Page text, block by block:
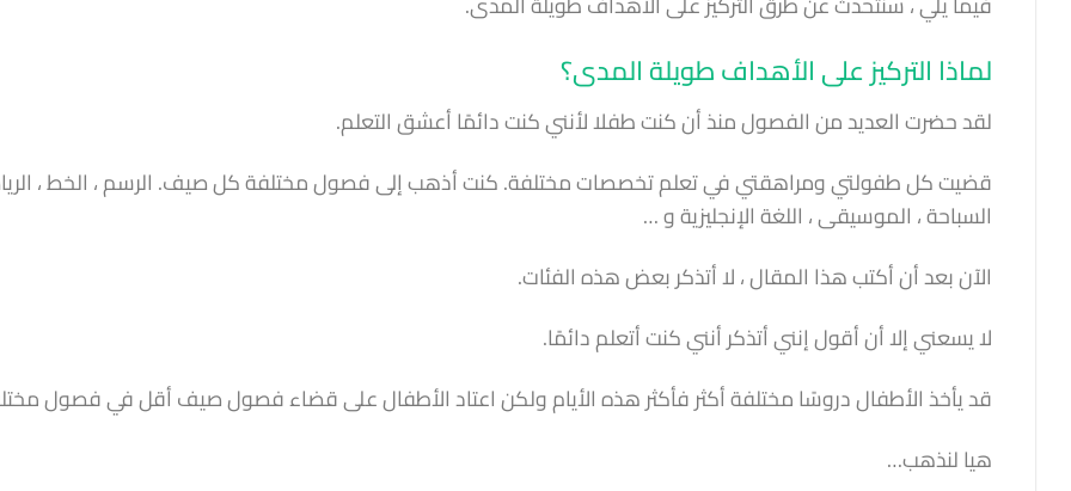
لماذا التركيز على الأهداف طويلة المدى؟
لقد حضرت العديد من الفصول منذ أن كنت طفلا لأنني كنت دائمًا أعشق التعلم.
قضيت كل طفولتي ومراهقتي في تعلم تخصصات مختلفة. كنت أذهب إلى فصول مختلفة كل صيف. الرسم ، الخط ،
السباحة ، الموسيقى ، اللغة الإنجليزية و …
الآن بعد أن أكتب هذا المقال ، لا أتذكر بعض هذه الفئات.
لا يسعني إلا أن أقول إنني أتذكر أنني كنت أتعلم دائمًا.
قد يأخذ الأطفال دروسًا مختلفة أكثر فأكثر هذه الأيام ولكن اعتاد الأطفال على قضاء فصول صيف أقل في فصول
هيا لنذهب…